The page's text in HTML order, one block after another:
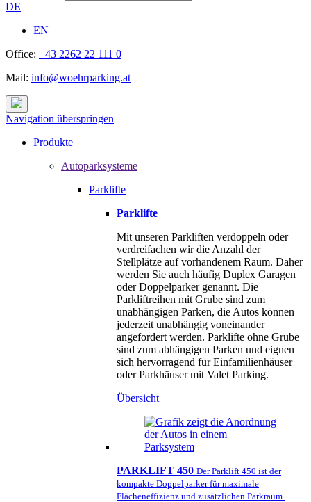
DE
EN
Office: +43 2262 22 111 0
Mail: info@woehrparking.at
Navigation überspringen
Produkte
Autoparksysteme
Parklifte
Parklifte
Mit unseren Parkliften verdoppeln oder
verdreifachen wir die Anzahl der
Stellplätze auf vorhandenem Raum. Daher
werden Sie auch häufig Duplex Garagen
oder Doppelparker genannt. Die
Parkliftreihen mit Grube sind zum
unabhängigen Parken, die Autos können
jederzeit unabhängig voneinander
angefordert werden. Parklifte ohne Grube
sind zum abhängigen Parken und eignen
sich hervorragend für Einfamilienhäuser
oder Parkhäuser mit Valet Parking.
Übersicht
PARKLIFT 450 Der Parklift 450 ist der
kompakte Doppelparker für maximale
Flächeneffizienz und zusätzlichen Parkraum.